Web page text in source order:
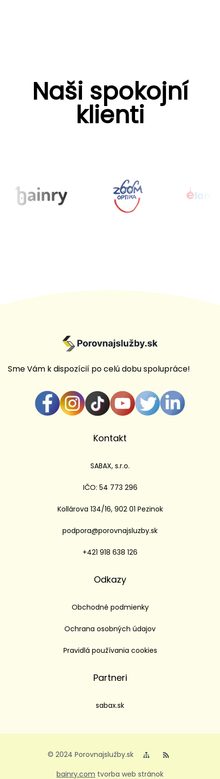
Naši spokojní
klienti
Sme Vám k dispozícií po celú dobu spolupráce!
Kontakt
SABAX, s.r.o.
IČO: 54 773 296
Kollárova 134/16, 902 01 Pezinok
podpora@porovnajsluzby.sk
+421 918 638 126
Odkazy
Obchodné podmienky
Ochrana osobných údajov
Pravidlá používania cookies
Partneri
sabax.sk
© 2024 Porovnajslužby.sk
bainry.com tvorba web stránok